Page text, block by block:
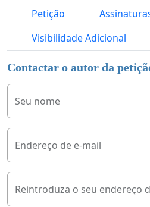
Petição
Visibilidade Adicional
Contactar o autor da
Seu nome
Endereço de e-mail
Reintroduza o seu endereço